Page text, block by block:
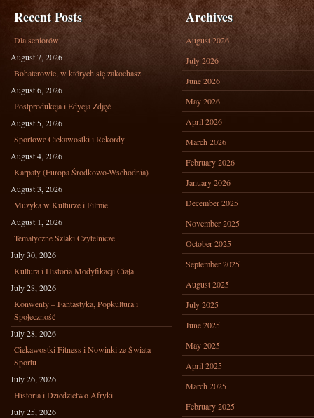
Recent Posts
Dla seniorów
August 7, 2026
Bohaterowie, w których się zakochasz
August 6, 2026
Postprodukcja i Edycja Zdjęć
August 5, 2026
Sportowe Ciekawostki i Rekordy
August 4, 2026
Karpaty (Europa Środkowo-Wschodnia)
August 3, 2026
Muzyka w Kulturze i Filmie
August 1, 2026
Tematyczne Szlaki Czytelnicze
July 30, 2026
Kultura i Historia Modyfikacji Ciała
July 28, 2026
Konwenty – Fantastyka, Popkultura i
Społeczność
July 28, 2026
Ciekawostki Fitness i Nowinki ze Świata
Sportu
July 26, 2026
Historia i Dziedzictwo Afryki
July 25, 2026
Archives
August 2026
July 2026
June 2026
May 2026
April 2026
March 2026
February 2026
January 2026
December 2025
November 2025
October 2025
September 2025
August 2025
July 2025
June 2025
May 2025
April 2025
March 2025
February 2025